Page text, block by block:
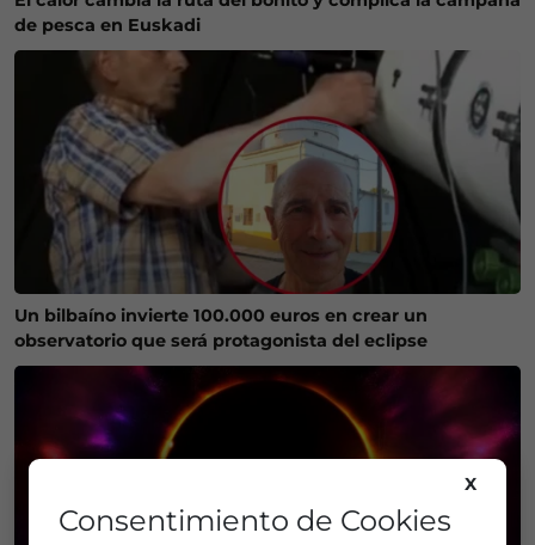
de pesca en Euskadi
Un bilbaíno invierte 100.000 euros en crear un
observatorio que será protagonista del eclipse
X
Consentimiento de Cookies